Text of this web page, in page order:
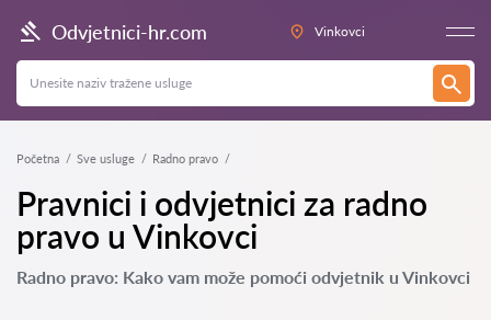
Odvjetnici-hr.com Vinkovci
Početna Sve usluge Radno pravo
Pravnici i odvjetnici za radno
pravo u Vinkovci
Radno pravo: Kako vam može pomoći odvjetnik u Vinkovci